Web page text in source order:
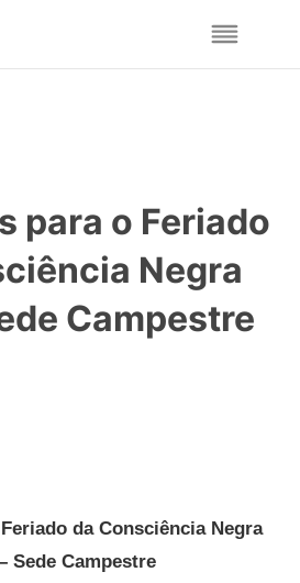
para o Feriado
Negra
Campestre
da Consciência Negra
Sede Campestre